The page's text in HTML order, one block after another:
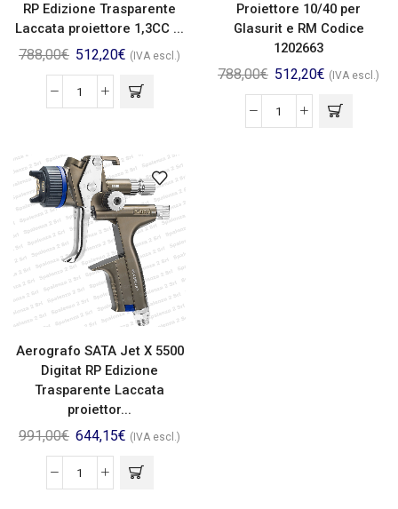
RP Edizione Trasparente
Laccata proiettore 1,3CC ...
788,00€ 512,20€ (IVA escl.)
Proiettore 10/40 per
Glasurit e RM Codice
1202663
788,00€ 512,20€ (IVA escl.)
Aerografo SATA Jet X 5500
Digitat RP Edizione
Trasparente Laccata
proiettor...
991,00€ 644,15€ (IVA escl.)